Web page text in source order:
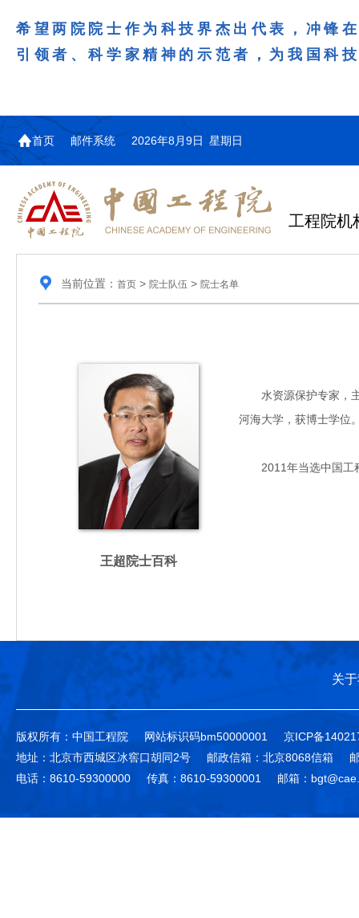
希望两院院士作为科技界杰出代表，冲锋
引领者、科学家精神的示范者，为我国科
首页 邮件系统 2026年8月9日 星期日
工程院机
当前位置： 首页> 院士队伍 > 院士名单
王超院士百科
水资源保护专家，主
河海大学，获博士学位
2011年当选中国工
关
版权所有：中国工程院 网站标识码bm50000001
京ICP备
地址：北京市西城区冰窖口胡同2号
邮政信箱：北京8068信箱
电话：8610-59300000
传真：8610-59300001 邮箱：